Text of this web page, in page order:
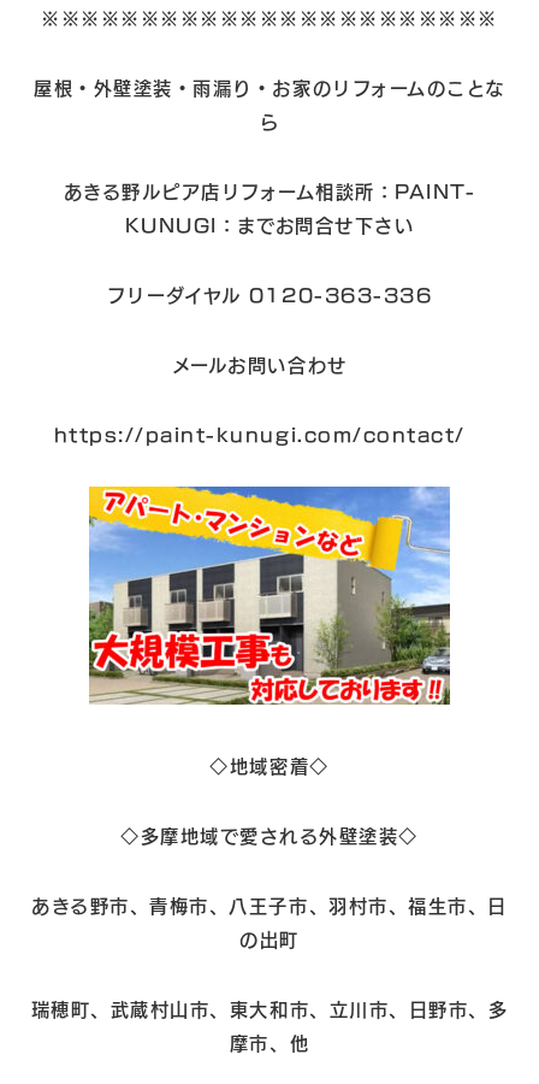
※※※※※※※※※※※※※※※※※※※※※※※
屋根・外壁塗装・雨漏り・お家のリフォームのことな
ら
あきる野ルピア店リフォーム相談所：PAINT-
KUNUGI：までお問合せ下さい
フリーダイヤル 0120-363-336
メールお問い合わせ
https://paint-kunugi.com/contact/
◇地域密着◇
◇多摩地域で愛される外壁塗装◇
あきる野市、青梅市、八王子市、羽村市、福生市、日
の出町
瑞穂町、武蔵村山市、東大和市、立川市、日野市、多
摩市、他